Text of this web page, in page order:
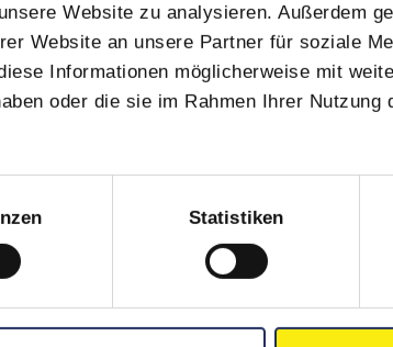
Website zu analysieren. Außerdem
Website an unsere Partner für soziale
Informationen möglicherweise mit
oder die sie im Rahmen Ihrer Nutzung
Statistiken